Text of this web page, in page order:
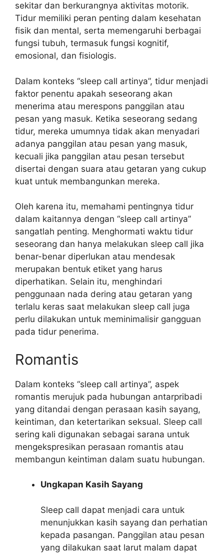
sekitar dan berkurangnya aktivitas motorik.
Tidur memiliki peran penting dalam kesehatan
fisik dan mental, serta memengaruhi berbagai
fungsi tubuh, termasuk fungsi kognitif,
emosional, dan fisiologis.
Dalam konteks “sleep call artinya”, tidur menjadi
faktor penentu apakah seseorang akan
menerima atau merespons panggilan atau
pesan yang masuk. Ketika seseorang sedang
tidur, mereka umumnya tidak akan menyadari
adanya panggilan atau pesan yang masuk,
kecuali jika panggilan atau pesan tersebut
disertai dengan suara atau getaran yang cukup
kuat untuk membangunkan mereka.
Oleh karena itu, memahami pentingnya tidur
dalam kaitannya dengan “sleep call artinya”
sangatlah penting. Menghormati waktu tidur
seseorang dan hanya melakukan sleep call jika
benar-benar diperlukan atau mendesak
merupakan bentuk etiket yang harus
diperhatikan. Selain itu, menghindari
penggunaan nada dering atau getaran yang
terlalu keras saat melakukan sleep call juga
perlu dilakukan untuk meminimalisir gangguan
pada tidur penerima.
Romantis
Dalam konteks “sleep call artinya”, aspek
romantis merujuk pada hubungan antarpribadi
yang ditandai dengan perasaan kasih sayang,
keintiman, dan ketertarikan seksual. Sleep call
sering kali digunakan sebagai sarana untuk
mengekspresikan perasaan romantis atau
membangun keintiman dalam suatu hubungan.
Ungkapan Kasih Sayang
Sleep call dapat menjadi cara untuk
menunjukkan kasih sayang dan perhatian
kepada pasangan. Panggilan atau pesan
yang dilakukan saat larut malam dapat